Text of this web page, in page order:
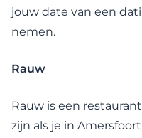
jouw date van een
nemen.
Rauw
Rauw is een
zijn als je in